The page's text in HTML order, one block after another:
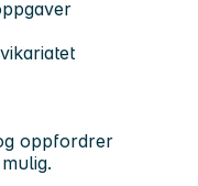
oppfordrer